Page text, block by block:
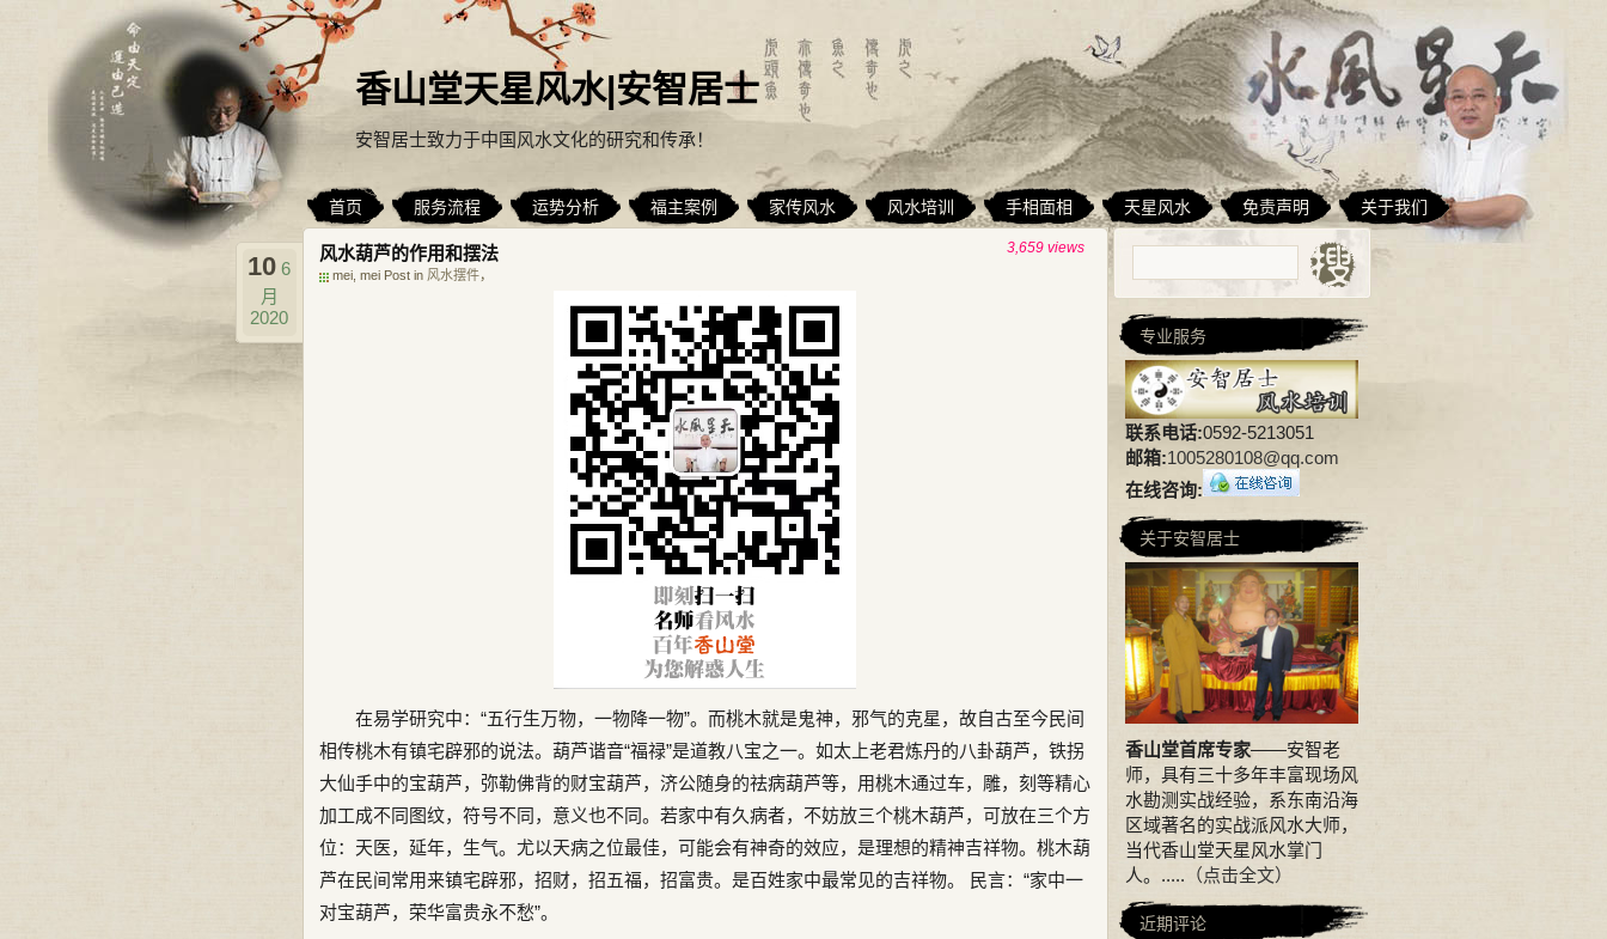
香山堂天星风水|安智居士
安智居士致力于中国风水文化的研究和传承！
首页 服务流程 运势分析 福主案例 家传风水 风水培训 手相面相 天星风水 免责声明 关于我们
风水葫芦的作用和摆法
mei, mei Post in 风水摆件，
10 6
月
2020
3,659 views
在易学研究中：“五行生万物，一物降一物”。而桃木就是鬼神，邪气的克星，故自古至今民间
相传桃木有镇宅辟邪的说法。葫芦谐音“福禄”是道教八宝之一。如太上老君炼丹的八卦葫芦，铁拐
大仙手中的宝葫芦，弥勒佛背的财宝葫芦，济公随身的祛病葫芦等，用桃木通过车，雕，刻等精心
加工成不同图纹，符号不同，意义也不同。若家中有久病者，不妨放三个桃木葫芦，可放在三个方
位：天医，延年，生气。尤以天病之位最佳，可能会有神奇的效应，是理想的精神吉祥物。桃木葫
芦在民间常用来镇宅辟邪，招财，招五福，招富贵。是百姓家中最常见的吉祥物。 民言：“家中一
对宝葫芦，荣华富贵永不愁”。
专业服务
联系电话:0592-5213051
邮箱:1005280108@qq.com
在线咨询:
关于安智居士
香山堂首席专家——安智老
师，具有三十多年丰富现场风
水勘测实战经验，系东南沿海
区域著名的实战派风水大师，
当代香山堂天星风水掌门
人。..... （点击全文）
近期评论